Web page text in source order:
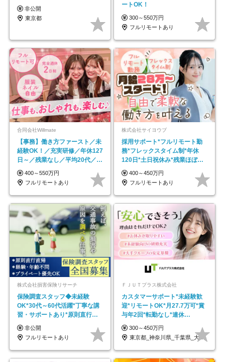
非公開
東京都
ートOK！
300～550万円
フルリモートあり
合同会社Willmate
【事務】働き方ファースト／未
経験OK！／充実研修／年休127
日～／残業なし／平均20代／リ
モートOK
400～550万円
フルリモートあり
株式会社サイヨウブ
採用サポート*フルリモート勤
務*フレックスタイム制*年休
120日*土日祝休み*残業ほぼな
し*育児中社員8割以上
400～450万円
フルリモートあり
株式会社損害保険リサーチ
保険調査スタッフ◆未経験
OK*30代～60代活躍*丁寧な講
習・サポートあり*原則直行直
帰／全国募集・業務委託
非公開
フルリモートあり
ＦＪＵＴプラス株式会社
カスタマーサポート*未経験歓
迎*リモートOK*月27.7万可*賞
与年2回*転勤なし*連休
OK/ZE010232
300～450万円
東京都_神奈川県_千葉県_大阪府_愛知県…